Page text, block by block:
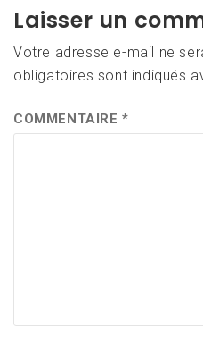
Laisser un
Votre adresse e-mail ne
obligatoires sont indiqués
COMMENTAIRE*